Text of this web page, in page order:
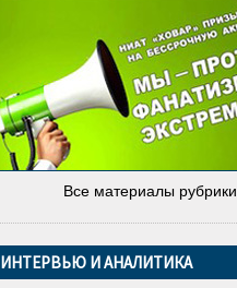
Все материалы рубрики
ИНТЕРВЬЮ И АНАЛИТИКА